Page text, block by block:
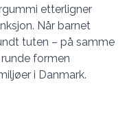
etterligner
Når barnet
tuten – på samme
formen
i Danmark.